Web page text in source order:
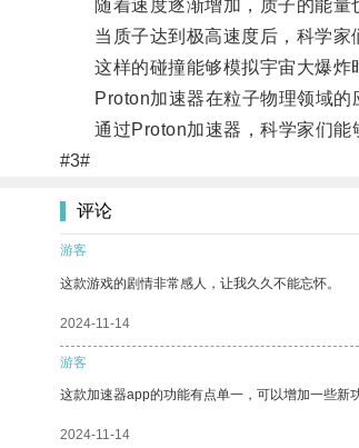
随着速度逐渐增加，质子的能量
当质子达到极高速度后，科学家
这样的碰撞能够模拟宇宙大爆炸
Proton加速器在粒子物理领域的应
通过Proton加速器，科学家们能够
#3#
评论
游客
这款游戏的剧情非常感人，让我久久不能忘怀。
2024-11-14
游客
这款加速器app的功能有点单一，可以增加一些新
2024-11-14